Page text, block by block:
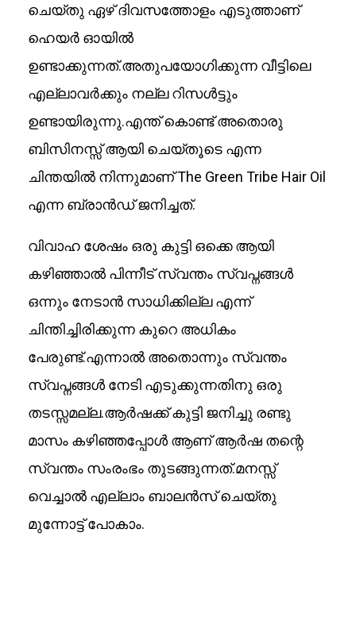
ചെയ്തു ഏഴ് ദിവസത്തോളം എടുത്താണ്
ഹെയർ ഓയിൽ
ഉണ്ടാക്കുന്നത്.അതുപയോഗിക്കുന്ന വീട്ടിലെ
എല്ലാവർക്കും നല്ല റിസൾട്ടും
ഉണ്ടായിരുന്നു.എന്ത് കൊണ്ട് അതൊരു
ബിസിനസ്സ് ആയി ചെയ്തൂടെ എന്ന
ചിന്തയിൽ നിന്നുമാണ് The Green Tribe Hair Oil
എന്ന ബ്രാൻഡ് ജനിച്ചത്.
വിവാഹ ശേഷം ഒരു കുട്ടി ഒക്കെ ആയി
കഴിഞ്ഞാൽ പിന്നീട് സ്വന്തം സ്വപ്നങ്ങൾ
ഒന്നും നേടാൻ സാധിക്കില്ല എന്ന്
ചിന്തിച്ചിരിക്കുന്ന കുറെ അധികം
പേരുണ്ട്.എന്നാൽ അതൊന്നും സ്വന്തം
സ്വപ്നങ്ങൾ നേടി എടുക്കുന്നതിനു ഒരു
തടസ്സമല്ല.ആർഷക്ക് കുട്ടി ജനിച്ചു രണ്ടു
മാസം കഴിഞ്ഞപ്പോൾ ആണ് ആർഷ തന്റെ
സ്വന്തം സംരംഭം തുടങ്ങുന്നത്.മനസ്സ്
വെച്ചാൽ എല്ലാം ബാലൻസ് ചെയ്തു
മുന്നോട്ട് പോകാം.